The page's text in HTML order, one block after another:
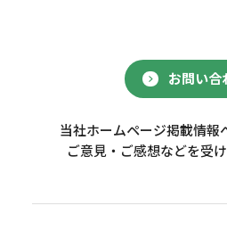
お問い合
当社ホームページ掲載情報
ご意見・ご感想などを受